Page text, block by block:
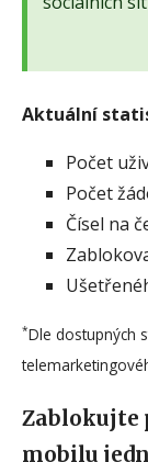
Aktuální
Počet
Počet
Čísel na
*Dle dostupných
Zablokujte
mobilu